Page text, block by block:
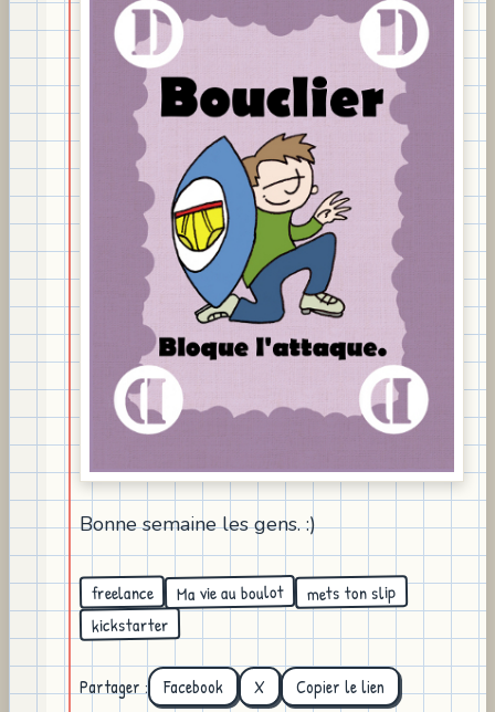
Bonne semaine les gens. :)
freelance Ma vie au boulot mets ton slip
kickstarter
Partager : Facebook X Copier le lien